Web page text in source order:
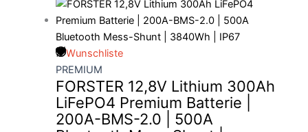
Wunschliste
PREMIUM
FORSTER 12,8V Lithium 300Ah
LiFePO4 Premium Batterie |
200A-BMS-2.0 | 500A